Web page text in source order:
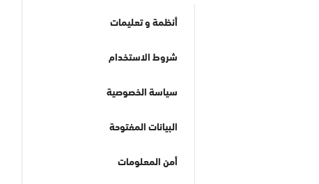
أنظمة و تعليمات
شروط الاستخدام
سياسة الخصوصية
البيانات المفتوحة
أمن المعلومات